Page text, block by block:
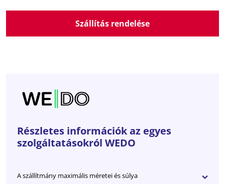
Szállítás rendelése
Részletes információk az egyes
szolgáltatásokról WEDO
A szállítmány maximális méretei és súlya